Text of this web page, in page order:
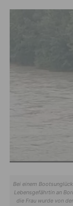
Bei einem
Lebensgefährtin an
die Frau wurde von